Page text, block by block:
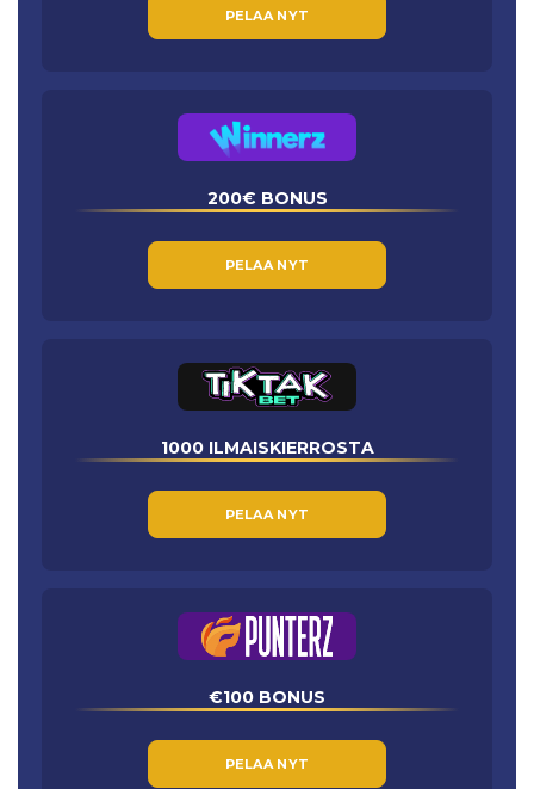
PELAA NYT
200€ BONUS
PELAA NYT
1000 ILMAISKIERROSTA
PELAA NYT
€100 BONUS
PELAA NYT